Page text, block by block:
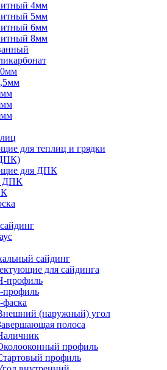
4мм
5мм
6мм
8мм
для теплиц и грядки
для ДПК
ДПК
сайдинг
для сайдинга
профиль
профиль
фаска
(наружный) угол
полоса
профиль
профиль